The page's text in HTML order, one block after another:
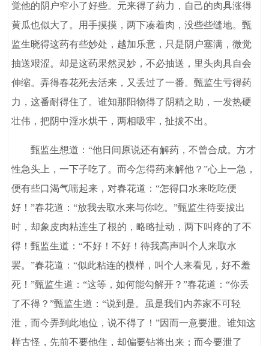
觉他的阴户窄小了好些。元来得了药力，自己的肉具涨得
黄瓜也似大了。用手摸摸，两下凑着肉，没些些缝地。甄
监生晓得这药有些妙处，越加乐意，只是阴户塞满，微觉
抽送艰涩。却是这药果然灵妙，不必抽送，里头肉具自会
伸缩。弄得春花死去活来，又丢过了一番。甄监生亏得药
力，这番耐得住了。谁知那阳物得了阴精之助，一发热硬
壮伟，把阴中淫水烘干，两相吸牢，扯拔不出。
甄监生想道：“他日间原说还有解药，不曾合成。方才
性急头上，一下子吃了。而今怎得药来解他？”心上一急，
便有些口渴气喘起来，对春花道：“怎得口水来吃吃便
好！”春花道：“放我去取水来与你吃。”甄监生待要拔出
时，却象皮肉粘连生了根的，略略扯动，两下叫疼的了不
得！甄监生道：“不好！不好！待我高声叫个人来取水
罢。”春花道：“似此粘连的模样，叫个人来看见，好不羞
死！”甄监生道：“这等，如何能勾解开？”春花道：“你丢
了不得？”甄监生道：“说到是。虽是我们内养家不可轻
泄，而今弄到此地位，说不得了！”因而一意要泄。谁知这
样古怪，先前不要他住，却偏要钻将出来；而今要泄了